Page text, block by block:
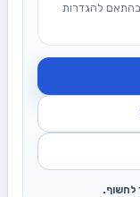
להגדרות
לחשוף.